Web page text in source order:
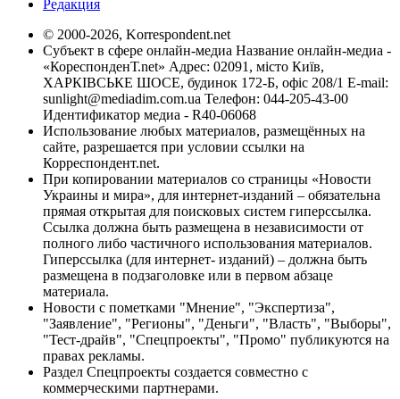
Редакция
© 2000-2026, Korrespondent.net
Субъект в сфере онлайн-медиа Название онлайн-медиа -
«КореспонденТ.net» Адрес: 02091, місто Київ,
ХАРКІВСЬКЕ ШОСЕ, будинок 172-Б, офіс 208/1 E-mail:
sunlight@mediadim.com.ua Телефон: 044-205-43-00
Идентификатор медиа - R40-06068
Использование любых материалов, размещённых на
сайте, разрешается при условии ссылки на
Корреспондент.net.
При копировании материалов со страницы «Новости
Украины и мира», для интернет-изданий – обязательна
прямая открытая для поисковых систем гиперссылка.
Ссылка должна быть размещена в независимости от
полного либо частичного использования материалов.
Гиперссылка (для интернет- изданий) – должна быть
размещена в подзаголовке или в первом абзаце
материала.
Новости с пометками "Мнение", "Экспертиза",
"Заявление", "Регионы", "Деньги", "Власть", "Выборы",
"Тест-драйв", "Спецпроекты", "Промо" публикуются на
правах рекламы.
Раздел Спецпроекты создается совместно с
коммерческими партнерами.